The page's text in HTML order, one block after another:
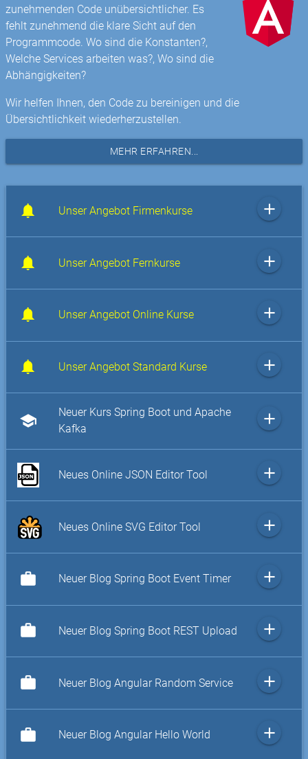
zunehmenden Code unübersichtlicher. Es
fehlt zunehmend die klare Sicht auf den
Programmcode. Wo sind die Konstanten?,
Welche Services arbeiten was?, Wo sind die
Abhängigkeiten?
Wir helfen Ihnen, den Code zu bereinigen und die
Übersichtlichkeit wiederherzustellen.
MEHR ERFAHREN...
Unser Angebot Firmenkurse add
Unser Angebot Fernkurse add
Unser Angebot Online Kurse add
Unser Angebot Standard Kurse add
school
Neuer Kurs Spring Boot und Apache
Kafka
add
Neues Online JSON Editor Tool add
Neues Online SVG Editor Tool add
work Neuer Blog Spring Boot Event Timer add
work Neuer Blog Spring Boot REST Upload add
work Neuer Blog Angular Random Service add
work Neuer Blog Angular Hello World add